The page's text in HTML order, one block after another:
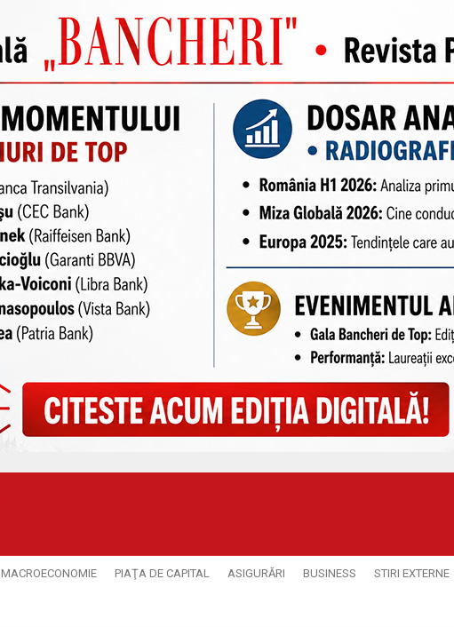
MACROECONOMIE PIAŢA DE CAPITAL ASIGURĂRI BUSINESS STIRI EXTERNE